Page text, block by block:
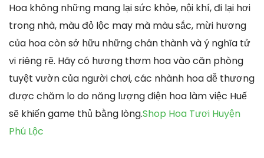
Hoa không những mang lại sức khỏe, nội khí, đi lại hơi
trong nhà, màu đỏ lộc may mà màu sắc, mừi hương
của hoa còn sở hữu những chân thành và ý nghĩa tử
vi riêng rẽ. Hãy có hương thơm hoa vào căn phòng
tuyệt vườn của người chơi, các nhành hoa dễ thương
được chăm lo do năng lượng điện hoa làm việc Huế
sẽ khiến game thủ bằng lòng.Shop Hoa Tươi Huyện
Phú Lộc